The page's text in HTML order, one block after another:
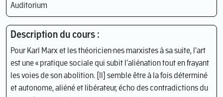
Auditorium
Description du cours :
Pour Karl Marx et les théoricien·nes marxistes à sa suite, l'art
est une « pratique sociale qui subit l’aliénation tout en frayant
les voies de son abolition. [Il] semble être à la fois déterminé
et autonome, aliéné et libérateur, écho des contradictions du